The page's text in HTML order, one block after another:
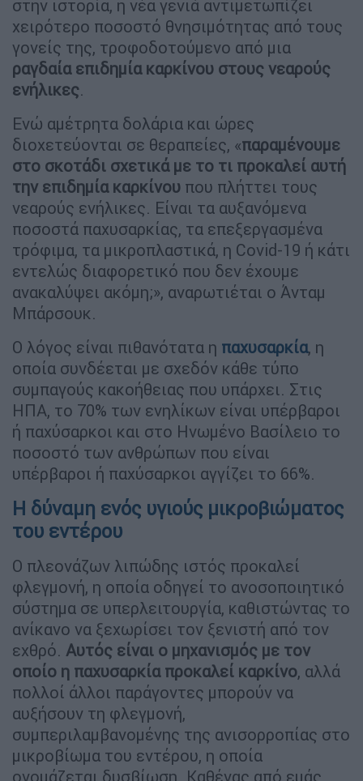
στην ιστορία, η νέα γενιά αντιμετωπίζει
χειρότερο ποσοστό θνησιμότητας από τους
γονείς της, τροφοδοτούμενο από μια
ραγδαία επιδημία καρκίνου στους νεαρούς
ενήλικες.
Ενώ αμέτρητα δολάρια και ώρες
διοχετεύονται σε θεραπείες, «παραμένουμε
στο σκοτάδι σχετικά με το τι προκαλεί αυτή
την επιδημία καρκίνου που πλήττει τους
νεαρούς ενήλικες. Είναι τα αυξανόμενα
ποσοστά παχυσαρκίας, τα επεξεργασμένα
τρόφιμα, τα μικροπλαστικά, η Covid-19 ή κάτι
εντελώς διαφορετικό που δεν έχουμε
ανακαλύψει ακόμη;», αναρωτιέται ο Άνταμ
Μπάρσουκ.
Ο λόγος είναι πιθανότατα η παχυσαρκία, η
οποία συνδέεται με σχεδόν κάθε τύπο
συμπαγούς κακοήθειας που υπάρχει. Στις
ΗΠΑ, το 70% των ενηλίκων είναι υπέρβαροι
ή παχύσαρκοι και στο Ηνωμένο Βασίλειο το
ποσοστό των ανθρώπων που είναι
υπέρβαροι ή παχύσαρκοι αγγίζει το 66%.
Η δύναμη ενός υγιούς μικροβιώματος
του εντέρου
Ο πλεονάζων λιπώδης ιστός προκαλεί
φλεγμονή, η οποία οδηγεί το ανοσοποιητικό
σύστημα σε υπερλειτουργία, καθιστώντας το
ανίκανο να ξεχωρίσει τον ξενιστή από τον
εχθρό. Αυτός είναι ο μηχανισμός με τον
οποίο η παχυσαρκία προκαλεί καρκίνο, αλλά
πολλοί άλλοι παράγοντες μπορούν να
αυξήσουν τη φλεγμονή,
συμπεριλαμβανομένης της ανισορροπίας στο
μικροβίωμα του εντέρου, η οποία
ονομάζεται δυσβίωση. Καθένας από εμάς